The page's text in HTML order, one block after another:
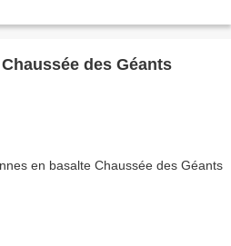
des Géants